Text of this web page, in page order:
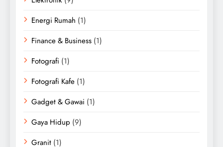
Energi Rumah (1)
Finance & Business (1)
Fotografi (1)
Fotografi Kafe (1)
Gadget & Gawai (1)
Gaya Hidup (9)
Granit (1)